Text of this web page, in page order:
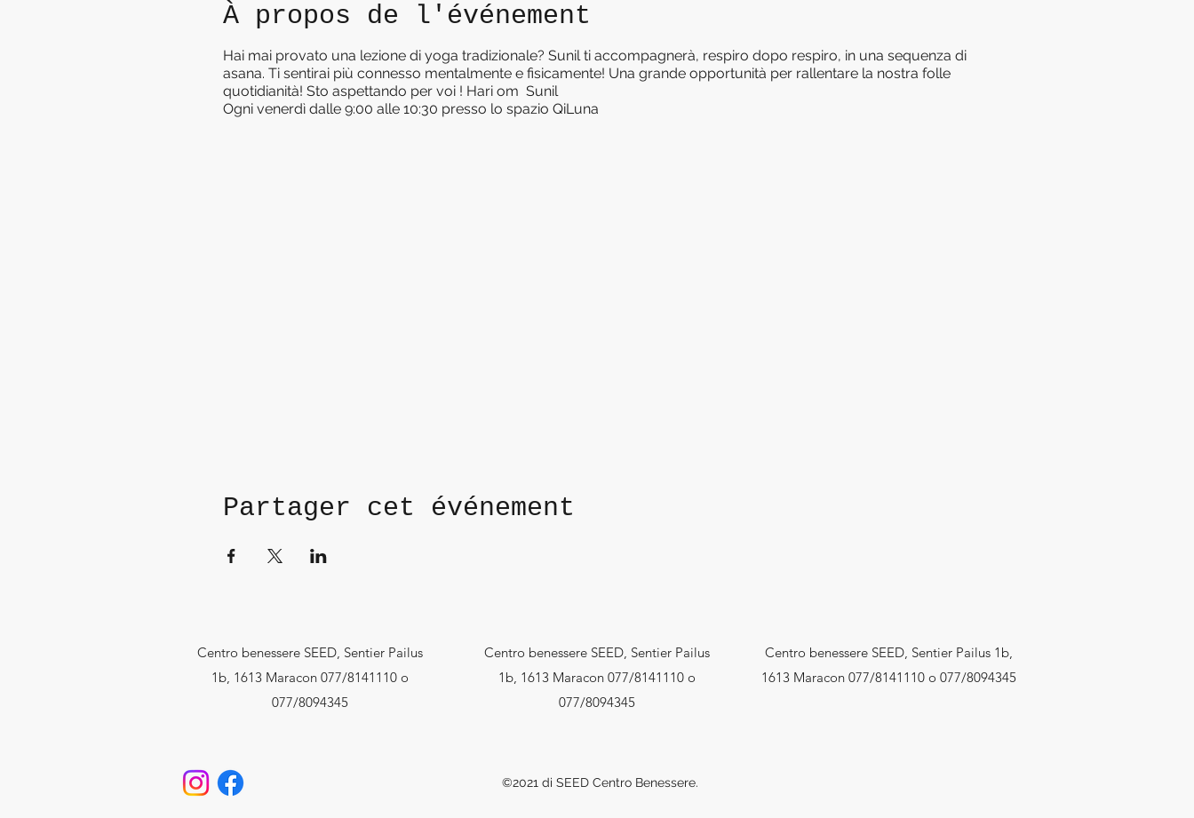
À propos de l'événement
Hai mai provato una lezione di yoga tradizionale? Sunil ti accompagnerà, respiro dopo respiro, in una sequenza di
asana. Ti sentirai più connesso mentalmente e fisicamente! Una grande opportunità per rallentare la nostra folle
quotidianità! Sto aspettando per voi ! Hari om Sunil
Ogni venerdì dalle 9:00 alle 10:30 presso lo spazio QiLuna
Partager cet événement
Centro benessere SEED, Sentier Pailus
1b, 1613 Maracon 077/8141110 o
077/8094345
Centro benessere SEED, Sentier Pailus
1b, 1613 Maracon 077/8141110 o
077/8094345
Centro benessere SEED, Sentier Pailus 1b,
1613 Maracon 077/8141110 o 077/8094345
©2021 di SEED Centro Benessere.